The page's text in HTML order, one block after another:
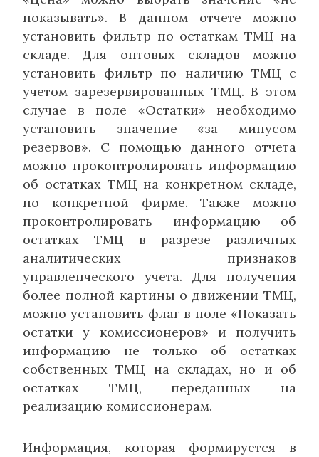
показывать». В данном отчете можно
установить фильтр по остаткам ТМЦ на
складе. Для оптовых складов можно
установить фильтр по наличию ТМЦ с
учетом зарезервированных ТМЦ. В этом
случае в поле «Остатки» необходимо
установить значение «за минусом
резервов». С помощью данного отчета
можно проконтролировать информацию
об остатках ТМЦ на конкретном складе,
по конкретной фирме. Также можно
проконтролировать информацию об
остатках ТМЦ в разрезе различных
аналитических признаков
управленческого учета. Для получения
более полной картины о движении ТМЦ,
можно установить флаг в поле «Показать
остатки у комиссионеров» и получить
информацию не только об остатках
собственных ТМЦ на складах, но и об
остатках ТМЦ, переданных на
реализацию комиссионерам.
Информация, которая формируется в